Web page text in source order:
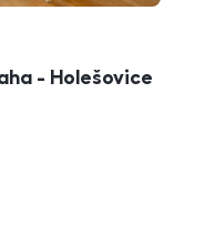
- Holešovice